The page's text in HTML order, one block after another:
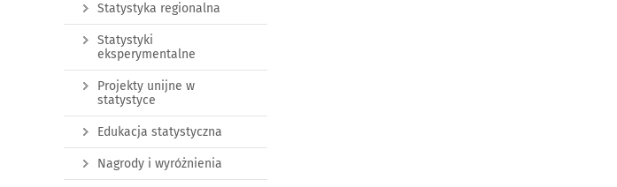
Statystyka regionalna
Statystyki
eksperymentalne
Projekty unijne w
statystyce
Edukacja statystyczna
Nagrody i wyróżnienia